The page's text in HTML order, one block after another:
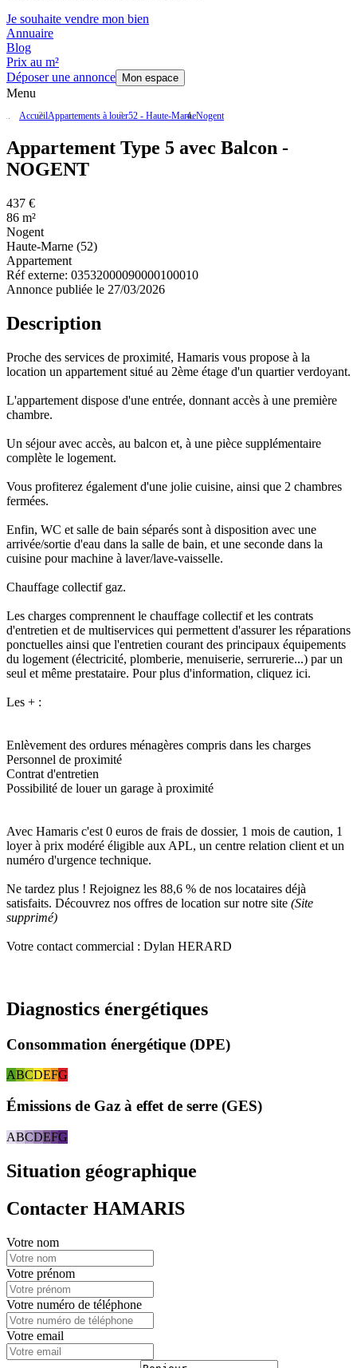
Je souhaite vendre mon bien
Annuaire
Blog
Prix au m²
Déposer une annonce
Mon espace
Menu
AccueilAppartements à louer52 - Haute-MarneNogent
Appartement Type 5 avec Balcon -
NOGENT
437 €
86 m²
Nogent
Haute-Marne (52)
Appartement
Réf externe: 03532000090000100010
Annonce publiée le 27/03/2026
Description
Proche des services de proximité, Hamaris vous propose à la
location un appartement situé au 2ème étage d'un quartier verdoyant.
L'appartement dispose d'une entrée, donnant accès à une première
chambre.
Un séjour avec accès, au balcon et, à une pièce supplémentaire
complète le logement.
Vous profiterez également d'une jolie cuisine, ainsi que 2 chambres
fermées.
Enfin, WC et salle de bain séparés sont à disposition avec une
arrivée/sortie d'eau dans la salle de bain, et une seconde dans la
cuisine pour machine à laver/lave-vaisselle.
Chauffage collectif gaz.
Les charges comprennent le chauffage collectif et les contrats
d'entretien et de multiservices qui permettent d'assurer les réparations
ponctuelles ainsi que l'entretien courant des principaux équipements
du logement (électricité, plomberie, menuiserie, serrurerie...) par un
seul et même prestataire. Pour plus d'information, cliquez ici.
Les + :
Enlèvement des ordures ménagères compris dans les charges
Personnel de proximité
Contrat d'entretien
Possibilité de louer un garage à proximité
Avec Hamaris c'est 0 euros de frais de dossier, 1 mois de caution, 1
loyer à prix modéré éligible aux APL, un centre relation client et un
numéro d'urgence technique.
Ne tardez plus ! Rejoignez les 88,6 % de nos locataires déjà
satisfaits. Découvrez nos offres de location sur notre site (Site
supprimé)
Votre contact commercial : Dylan HERARD
Diagnostics énergétiques
Consommation énergétique (DPE)
ABCDEFG
Émissions de Gaz à effet de serre (GES)
ABCDEFG
Situation géographique
Contacter HAMARIS
Votre nom
Votre prénom
Votre numéro de téléphone
Votre email